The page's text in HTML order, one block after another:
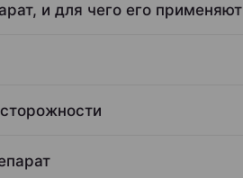
и для чего его применяют